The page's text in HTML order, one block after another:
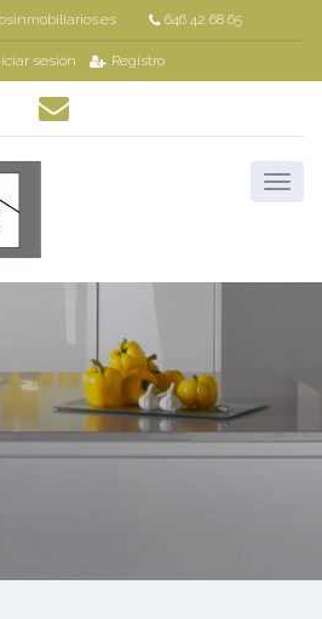
646 42 68 65
sesión Registro